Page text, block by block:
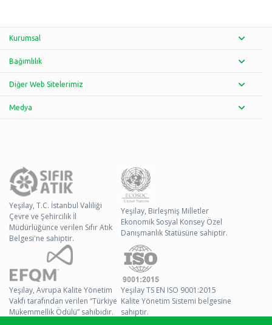
Kurumsal
Bağımlılık
Diğer Web Sitelerimiz
Medya
Yeşilay, T.C. İstanbul Valiliği
Çevre ve Şehircilik İl
Müdürlüğünce verilen Sıfır Atık
Belgesi'ne sahiptir.
Yeşilay, Birleşmiş Milletler
Ekonomik Sosyal Konsey Özel
Danışmanlık Statüsüne sahiptir.
Yeşilay, Avrupa Kalite Yönetim
Vakfı tarafından verilen “Türkiye
Mükemmellik Ödülü” sahibidir.
Yeşilay TS EN ISO 9001:2015
Kalite Yönetim Sistemi belgesine
sahiptir.